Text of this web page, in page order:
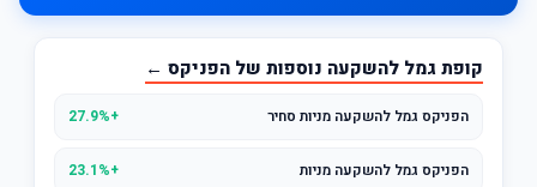
קופת גמל להשקעה נוספות של הפניקס ←
הפניקס גמל להשקעה מניות סחיר +27.9%
הפניקס גמל להשקעה מניות +23.1%